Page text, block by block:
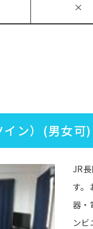
×
イン）(男女可)
JR
す。
器・
ンビ